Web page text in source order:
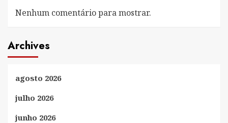
Nenhum comentário para mostrar.
Archives
agosto 2026
julho 2026
junho 2026